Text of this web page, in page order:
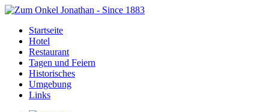
Startseite
Hotel
Restaurant
Tagen und Feiern
Historisches
Umgebung
Links